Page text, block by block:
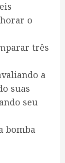
o
três
a
suas
seu
bomba